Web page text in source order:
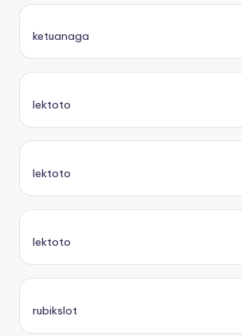
ketuanaga
lektoto
lektoto
lektoto
rubikslot